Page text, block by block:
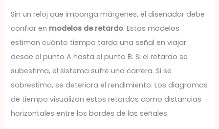
Sin un reloj que imponga márgenes, el diseñador debe
confiar en modelos de retardo. Estos modelos
estiman cuánto tiempo tarda una señal en viajar
desde el punto A hasta el punto B. Si el retardo se
subestima, el sistema sufre una carrera. Si se
sobrestima, se deteriora el rendimiento. Los diagramas
de tiempo visualizan estos retardos como distancias
horizontales entre los bordes de las señales.